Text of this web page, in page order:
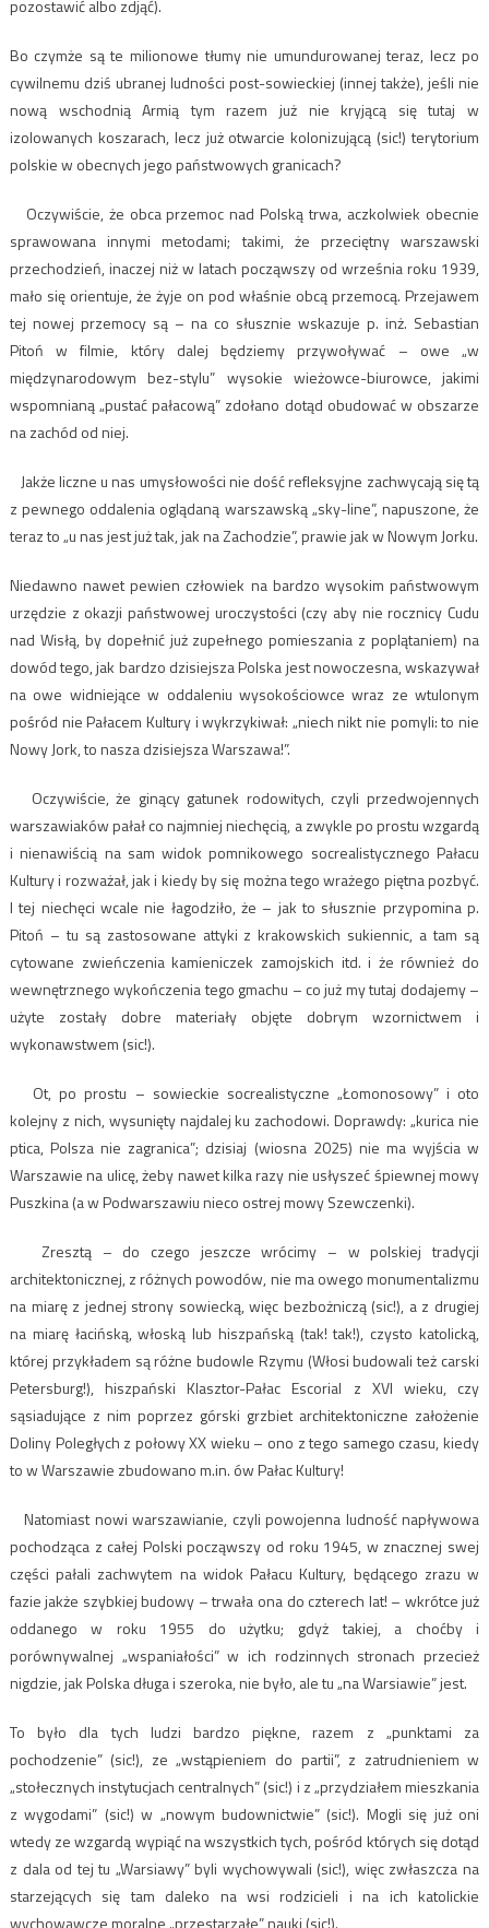
pozostawić albo zdjąć).
Bo czymże są te milionowe tłumy nie umundurowanej teraz, lecz po
cywilnemu dziś ubranej ludności post-sowieckiej (innej także), jeśli nie
nową wschodnią Armią tym razem już nie kryjącą się tutaj w
izolowanych koszarach, lecz już otwarcie kolonizującą (sic!) terytorium
polskie w obecnych jego państwowych granicach?
Oczywiście, że obca przemoc nad Polską trwa, aczkolwiek obecnie
sprawowana innymi metodami; takimi, że przeciętny warszawski
przechodzień, inaczej niż w latach począwszy od września roku 1939,
mało się orientuje, że żyje on pod właśnie obcą przemocą. Przejawem
tej nowej przemocy są – na co słusznie wskazuje p. inż. Sebastian
Pitoń w filmie, który dalej będziemy przywoływać – owe „w
międzynarodowym bez-stylu” wysokie wieżowce-biurowce, jakimi
wspomnianą „pustać pałacową” zdołano dotąd obudować w obszarze
na zachód od niej.
Jakże liczne u nas umysłowości nie dość refleksyjne zachwycają się tą
z pewnego oddalenia oglądaną warszawską „sky-line”, napuszone, że
teraz to „u nas jest już tak, jak na Zachodzie”, prawie jak w Nowym Jorku.
Niedawno nawet pewien człowiek na bardzo wysokim państwowym
urzędzie z okazji państwowej uroczystości (czy aby nie rocznicy Cudu
nad Wisłą, by dopełnić już zupełnego pomieszania z poplątaniem) na
dowód tego, jak bardzo dzisiejsza Polska jest nowoczesna, wskazywał
na owe widniejące w oddaleniu wysokościowce wraz ze wtulonym
pośród nie Pałacem Kultury i wykrzykiwał: „niech nikt nie pomyli: to nie
Nowy Jork, to nasza dzisiejsza Warszawa!”.
Oczywiście, że ginący gatunek rodowitych, czyli przedwojennych
warszawiaków pałał co najmniej niechęcią, a zwykle po prostu wzgardą
i nienawiścią na sam widok pomnikowego socrealistycznego Pałacu
Kultury i rozważał, jak i kiedy by się można tego wrażego piętna pozbyć.
I tej niechęci wcale nie łagodziło, że – jak to słusznie przypomina p.
Pitoń – tu są zastosowane attyki z krakowskich sukiennic, a tam są
cytowane zwieńczenia kamieniczek zamojskich itd. i że również do
wewnętrznego wykończenia tego gmachu – co już my tutaj dodajemy –
użyte zostały dobre materiały objęte dobrym wzornictwem i
wykonawstwem (sic!).
Ot, po prostu – sowieckie socrealistyczne „Łomonosowy” i oto
kolejny z nich, wysunięty najdalej ku zachodowi. Doprawdy: „kurica nie
ptica, Polsza nie zagranica”; dzisiaj (wiosna 2025) nie ma wyjścia w
Warszawie na ulicę, żeby nawet kilka razy nie usłyszeć śpiewnej mowy
Puszkina (a w Podwarszawiu nieco ostrej mowy Szewczenki).
Zresztą – do czego jeszcze wrócimy – w polskiej tradycji
architektonicznej, z różnych powodów, nie ma owego monumentalizmu
na miarę z jednej strony sowiecką, więc bezbożniczą (sic!), a z drugiej
na miarę łacińską, włoską lub hiszpańską (tak! tak!), czysto katolicką,
której przykładem są różne budowle Rzymu (Włosi budowali też carski
Petersburg!), hiszpański Klasztor-Pałac Escorial z XVI wieku, czy
sąsiadujące z nim poprzez górski grzbiet architektoniczne założenie
Doliny Poległych z połowy XX wieku – ono z tego samego czasu, kiedy
to w Warszawie zbudowano m.in. ów Pałac Kultury!
Natomiast nowi warszawianie, czyli powojenna ludność napływowa
pochodząca z całej Polski począwszy od roku 1945, w znacznej swej
części pałali zachwytem na widok Pałacu Kultury, będącego zrazu w
fazie jakże szybkiej budowy – trwała ona do czterech lat! – wkrótce już
oddanego w roku 1955 do użytku; gdyż takiej, a choćby i
porównywalnej „wspaniałości” w ich rodzinnych stronach przecież
nigdzie, jak Polska długa i szeroka, nie było, ale tu „na Warsiawie” jest.
To było dla tych ludzi bardzo piękne, razem z „punktami za
pochodzenie” (sic!), ze „wstąpieniem do partii”, z zatrudnieniem w
„stołecznych instytucjach centralnych” (sic!) i z „przydziałem mieszkania
z wygodami” (sic!) w „nowym budownictwie” (sic!). Mogli się już oni
wtedy ze wzgardą wypiąć na wszystkich tych, pośród których się dotąd
z dala od tej tu „Warsiawy” byli wychowywali (sic!), więc zwłaszcza na
starzejących się tam daleko na wsi rodzicieli i na ich katolickie
wychowawcze moralne „przestarzałe” nauki (sic!).